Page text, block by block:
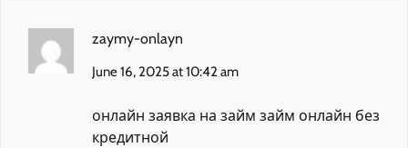
zaymy-onlayn
June 16, 2025 at 10:42 am
онлайн заявка на займ займ онлайн без
кредитной